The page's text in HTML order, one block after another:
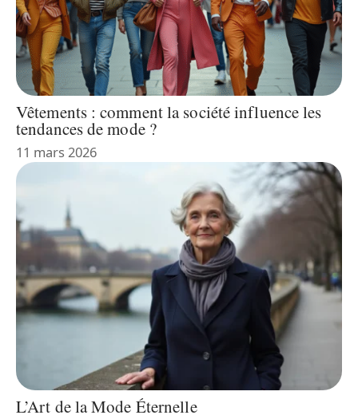
Vêtements : comment la société influence les
tendances de mode ?
11 mars 2026
L’Art de la Mode Éternelle